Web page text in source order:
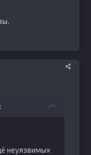
неуязвимых